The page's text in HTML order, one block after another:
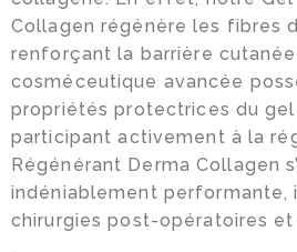
Collagen régénère les fibres
renforçant la barrière
cosméceutique avancée
propriétés protectrices du
participant activement à la
Régénérant Derma Collagen
indéniablement performante,
chirurgies post-opératoires et